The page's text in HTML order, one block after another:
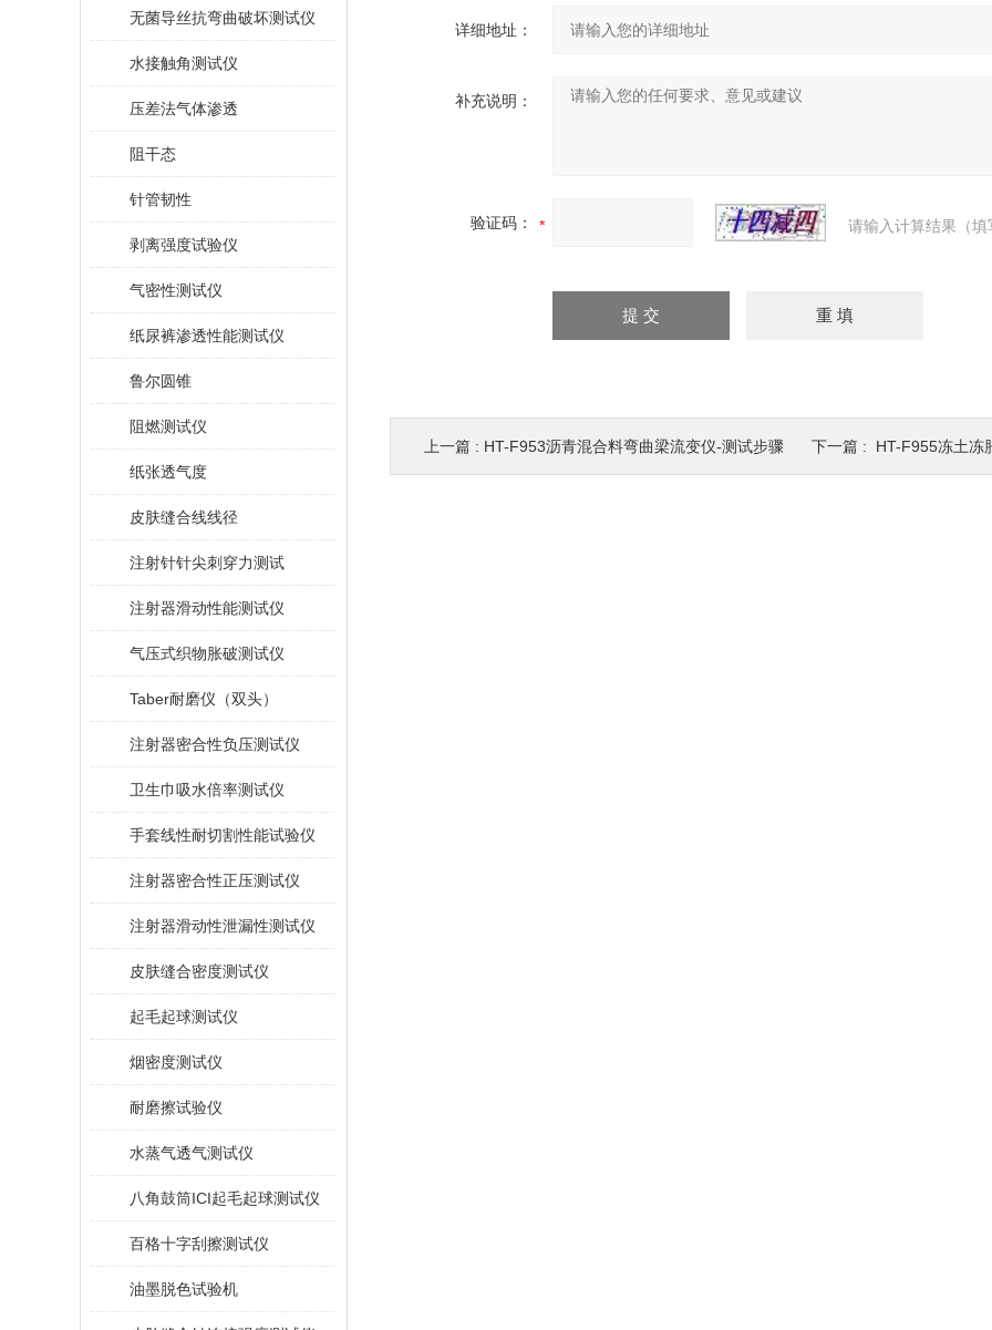
无菌导丝抗弯曲破坏测试仪
水接触角测试仪
压差法气体渗透
阻干态
针管韧性
剥离强度试验仪
气密性测试仪
纸尿裤渗透性能测试仪
鲁尔圆锥
阻燃测试仪
纸张透气度
皮肤缝合线线径
注射针针尖刺穿力测试
注射器滑动性能测试仪
气压式织物胀破测试仪
Taber耐磨仪（双头）
注射器密合性负压测试仪
卫生巾吸水倍率测试仪
手套线性耐切割性能试验仪
注射器密合性正压测试仪
注射器滑动性泄漏性测试仪
皮肤缝合密度测试仪
起毛起球测试仪
烟密度测试仪
耐磨擦试验仪
水蒸气透气测试仪
八角鼓筒ICI起毛起球测试仪
百格十字刮擦测试仪
油墨脱色试验机
详细地址：
补充说明：
验证码： 请输入计算结果（
上一篇 : HT-F953沥青混合料弯曲梁流变仪-测试步骤 下一篇 : HT-F955冻土冻